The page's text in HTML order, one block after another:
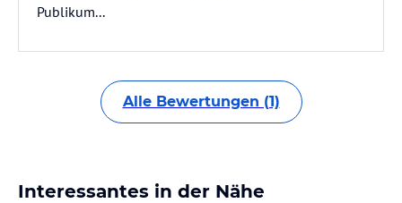
Publikum...
Alle Bewertungen (1)
Interessantes in der Nähe